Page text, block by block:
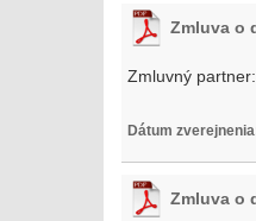
Zmluva o
Zmluvný partner:
Dátum
Zmluva o